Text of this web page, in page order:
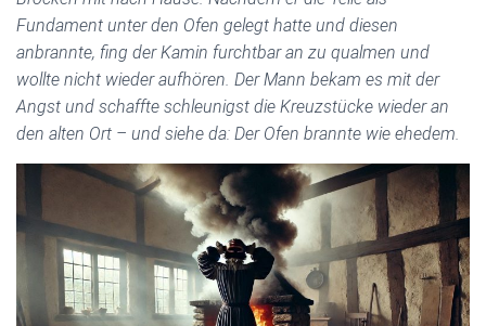
Fundament unter den Ofen gelegt hatte und diesen
anbrannte, fing der Kamin furchtbar an zu qualmen und
wollte nicht wieder aufhören. Der Mann bekam es mit der
Angst und schaffte schleunigst die Kreuzstücke wieder an
den alten Ort – und siehe da: Der Ofen brannte wie ehedem.